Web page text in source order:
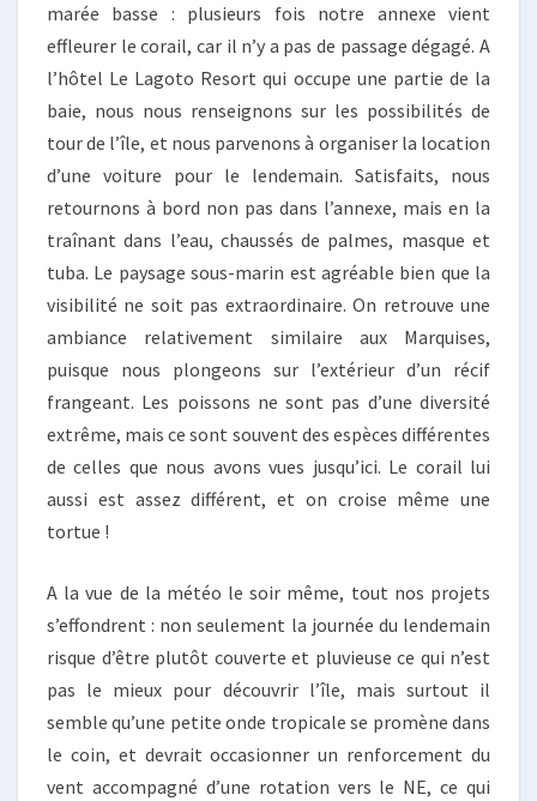
marée basse : plusieurs fois notre annexe vient
effleurer le corail, car il n’y a pas de passage dégagé. A
l’hôtel Le Lagoto Resort qui occupe une partie de la
baie, nous nous renseignons sur les possibilités de
tour de l’île, et nous parvenons à organiser la location
d’une voiture pour le lendemain. Satisfaits, nous
retournons à bord non pas dans l’annexe, mais en la
traînant dans l’eau, chaussés de palmes, masque et
tuba. Le paysage sous-marin est agréable bien que la
visibilité ne soit pas extraordinaire. On retrouve une
ambiance relativement similaire aux Marquises,
puisque nous plongeons sur l’extérieur d’un récif
frangeant. Les poissons ne sont pas d’une diversité
extrême, mais ce sont souvent des espèces différentes
de celles que nous avons vues jusqu’ici. Le corail lui
aussi est assez différent, et on croise même une
tortue !
A la vue de la météo le soir même, tout nos projets
s’effondrent : non seulement la journée du lendemain
risque d’être plutôt couverte et pluvieuse ce qui n’est
pas le mieux pour découvrir l’île, mais surtout il
semble qu’une petite onde tropicale se promène dans
le coin, et devrait occasionner un renforcement du
vent accompagné d’une rotation vers le NE, ce qui